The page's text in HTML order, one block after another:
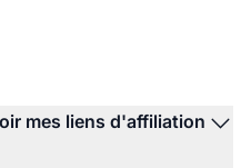
mes liens d'affiliation